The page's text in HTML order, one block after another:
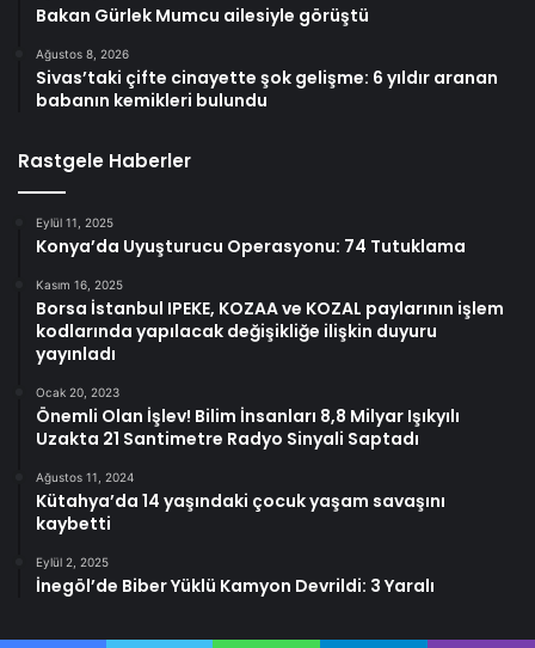
Bakan Gürlek Mumcu ailesiyle görüştü
Ağustos 8, 2026
Sivas’taki çifte cinayette şok gelişme: 6 yıldır aranan
babanın kemikleri bulundu
Rastgele Haberler
Eylül 11, 2025
Konya’da Uyuşturucu Operasyonu: 74 Tutuklama
Kasım 16, 2025
Borsa İstanbul IPEKE, KOZAA ve KOZAL paylarının işlem
kodlarında yapılacak değişikliğe ilişkin duyuru
yayınladı
Ocak 20, 2023
Önemli Olan İşlev! Bilim İnsanları 8,8 Milyar Işıkyılı
Uzakta 21 Santimetre Radyo Sinyali Saptadı
Ağustos 11, 2024
Kütahya’da 14 yaşındaki çocuk yaşam savaşını
kaybetti
Eylül 2, 2025
İnegöl’de Biber Yüklü Kamyon Devrildi: 3 Yaralı